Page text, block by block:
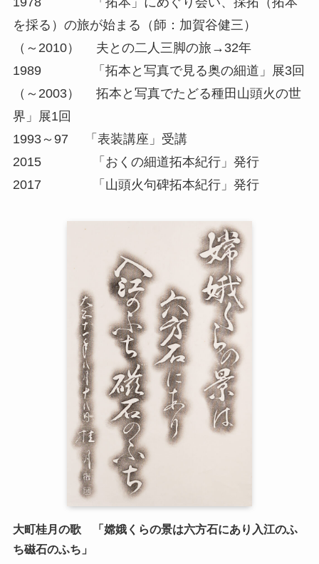
を採る）の旅が始まる（師：加賀谷健三）
（～2010） 夫との二人三脚の旅→32年
1989 「拓本と写真で見る奥の細道」展3回
（～2003） 拓本と写真でたどる種田山頭火の世
界」展1回
1993～97 「表装講座」受講
2015 「おくの細道拓本紀行」発行
2017 「山頭火句碑拓本紀行」発行
大町桂月の歌 「嫦娥くらの景は六方石にあり入江のふ
ち磁石のふち」